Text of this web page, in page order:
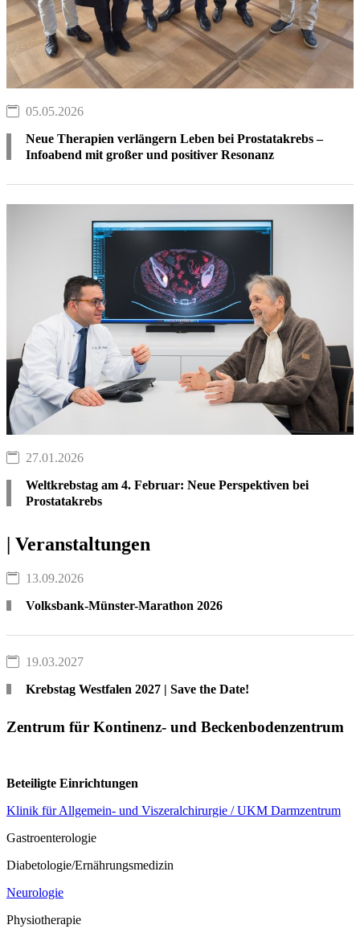
05.05.2026
Neue Therapien verlängern Leben bei Prostatakrebs –
Infoabend mit großer und positiver Resonanz
27.01.2026
Weltkrebstag am 4. Februar: Neue Perspektiven bei
Prostatakrebs
| Veranstaltungen
13.09.2026
Volksbank-Münster-Marathon 2026
19.03.2027
Krebstag Westfalen 2027 | Save the Date!
Zentrum für Kontinenz- und Beckenbodenzentrum
Beteiligte Einrichtungen
Klinik für Allgemein- und Viszeralchirurgie / UKM Darmzentrum
Gastroenterologie
Diabetologie/Ernährungsmedizin
Neurologie
Physiotherapie